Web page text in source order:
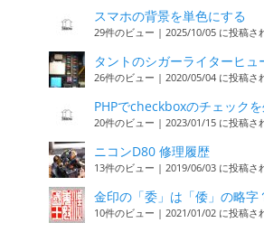
スマホの背景を単色にする
29件のビュー | 2025/10/05 に投稿さ
タントのシガーライターヒュ
26件のビュー | 2020/05/04 に投稿さ
PHPでcheckboxのチェック
20件のビュー | 2023/01/15 に投稿さ
ニコンD80 修理履歴
13件のビュー | 2019/06/03 に投稿さ
金印の「委」は「倭」の略字
10件のビュー | 2021/01/02 に投稿さ